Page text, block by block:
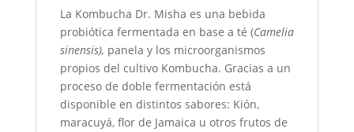
La Kombucha Dr. Misha es una bebida
probiótica fermentada en base a té (Camelia
sinensis), panela y los microorganismos
propios del cultivo Kombucha. Gracias a un
proceso de doble fermentación está
disponible en distintos sabores: Kión,
maracuyá, flor de Jamaica u otros frutos de